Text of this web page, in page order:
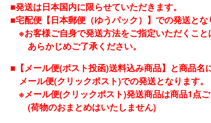
■発送は日本国内に限らせていただきます。
■宅配便【日本郵便（ゆうパック）】での発送とな
※お客様ご自身で発送方法をご指定いただくこと
あらかじめご了承ください。
■【メール便(ポスト投函)送料込み商品】と商品名
メール便(クリックポスト)での発送となります。
※メール便(クリックポスト)発送商品は商品1点
(荷物のおまとめはいたしません)